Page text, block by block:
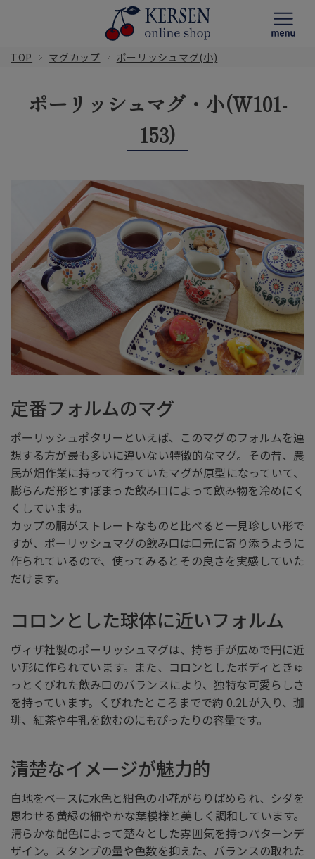
TOP マグカップ ポーリッシュマグ(小)
ポーリッシュマグ・小(W101-
153)
定番フォルムのマグ
ポーリッシュポタリーといえば、このマグのフォルムを連
想する方が最も多いに違いない特徴的なマグ。その昔、農
民が畑作業に持って行っていたマグが原型になっていて、
膨らんだ形とすぼまった飲み口によって飲み物を冷めにく
くしています。
カップの胴がストレートなものと比べると一見珍しい形で
すが、ポーリッシュマグの飲み口は口元に寄り添うように
作られているので、使ってみるとその良さを実感していた
だけます。
コロンとした球体に近いフォルム
ヴィザ社製のポーリッシュマグは、持ち手が広めで円に近
い形に作られています。また、コロンとしたボディときゅ
っとくびれた飲み口のバランスにより、独特な可愛らしさ
を持っています。くびれたところまでで約 0.2Lが入り、珈
琲、紅茶や牛乳を飲むのにもぴったりの容量です。
清楚なイメージが魅力的
白地をベースに水色と紺色の小花がちりばめられ、シダを
思わせる黄緑の細やかな葉模様と美しく調和しています。
清らかな配色によって楚々とした雰囲気を持つパターンデ
ザイン。スタンプの量や色数を抑えた、バランスの取れた